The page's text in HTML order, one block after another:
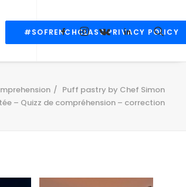
#SOFRENCHCLASS PRIVACY POLICY
Puff pastry by Chef Simon
– Quizz de compréhension – correction